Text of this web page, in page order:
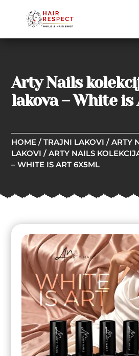
Arty Nails
lakova – White
HOME /TRAJNI LAKOVI /ARTY
LAKOVI / ARTY NAILS
– WHITE IS ART 6X5ML